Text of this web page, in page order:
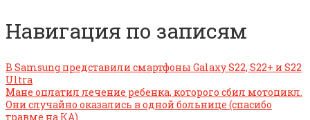
Навигация по записям
В Samsung представили смартфоны Galaxy S22, S22+ и S22
Ultra
Мане оплатил лечение ребенка, которого сбил мотоцикл.
Они случайно оказались в одной больнице (спасибо
травме на КА)